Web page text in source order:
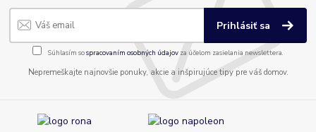
Prihlásiť sa
Súhlasím sospracovaním osobných údajov za účelom zasielania newslettera.
Nepremeškajte najnovšie ponuky, akcie a inšpirujúce tipy pre váš domov.